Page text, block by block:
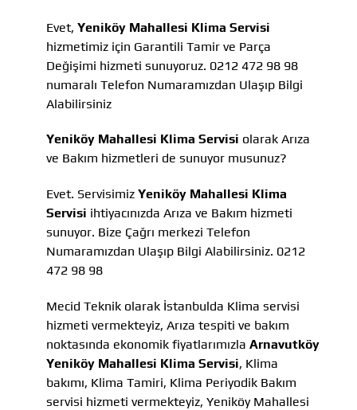
Evet, Yeniköy Mahallesi Klima Servisi
hizmetimiz için Garantili Tamir ve Parça
Değişimi hizmeti sunuyoruz. 0212 472 98 98
numaralı Telefon Numaramızdan Ulaşıp Bilgi
Alabilirsiniz
Yeniköy Mahallesi Klima Servisi olarak Arıza
ve Bakım hizmetleri de sunuyor musunuz?
Evet. Servisimiz Yeniköy Mahallesi Klima
Servisi ihtiyacınızda Arıza ve Bakım hizmeti
sunuyor. Bize Çağrı merkezi Telefon
Numaramızdan Ulaşıp Bilgi Alabilirsiniz. 0212
472 98 98
Mecid Teknik olarak İstanbulda Klima servisi
hizmeti vermekteyiz, Arıza tespiti ve bakım
noktasında ekonomik fiyatlarımızla Arnavutköy
Yeniköy Mahallesi Klima Servisi, Klima
bakımı, Klima Tamiri, Klima Periyodik Bakım
servisi hizmeti vermekteyiz, Yeniköy Mahallesi